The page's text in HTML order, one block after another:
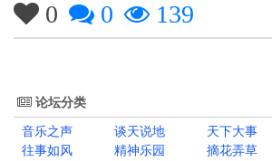
0 0 139
论坛分类
音乐之声
谈天说地 天下大事
往事如风
精神乐园 摘花弄草